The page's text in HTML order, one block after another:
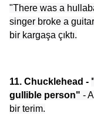
"There was a
singer broke a
bir kargaşa çıktı.
11. Chucklehead -
gullible person" -
bir terim.